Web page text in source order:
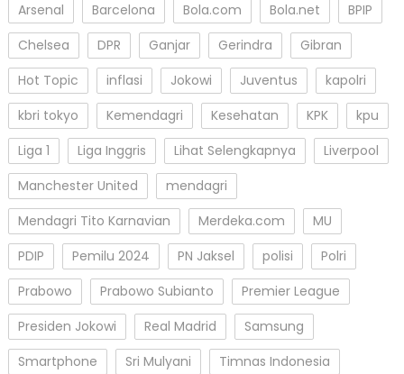
Arsenal Barcelona Bola.com Bola.net
BPIP
Chelsea
DPR Ganjar Gerindra
Gibran
Hot Topic
inflasi Jokowi Juventus
kapolri
kbri tokyo
Kemendagri Kesehatan KPK
kpu
Liga 1
Liga Inggris Lihat Selengkapnya
Liverpool
Manchester United
mendagri
Mendagri Tito Karnavian
Merdeka.com
MU
PDIP
Pemilu 2024 PN Jaksel polisi
Polri
Prabowo
Prabowo Subianto
Premier League
Presiden Jokowi
Real Madrid
Samsung
Smartphone
Sri Mulyani
Timnas Indonesia